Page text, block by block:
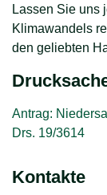
Lassen Sie uns
Klimawandels
den geliebten
Antrag:
Drs. 19/3614
Kontakte